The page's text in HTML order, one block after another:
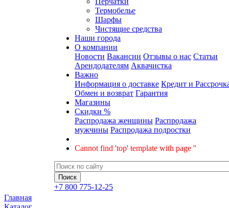
Термобелье
Шарфы
Чистящие средства
Наши города
О компании
Новости Вакансии Отзывы о нас Статьи
Арендодателям Аквачистка
Важно
Информация о доставке Кредит и
Обмен и возврат Гарантия
Магазины
Скидки %
Распродажа женщины Распродажа
мужчины Распродажа подростки
Cannot find 'top' template with page ''
+7 800 775-12-25
Главная